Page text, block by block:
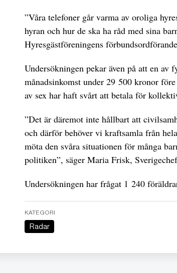
”Våra telefoner går varma av oroliga
hyran och hur de ska ha råd med sina
Hyresgästföreningens
Undersökningen pekar även på att en av
månadsinkomst under 29 500 kronor
av sex har haft svårt att betala för
”Det är däremot inte hållbart att
och därför behöver vi kraftsamla från
möta den svåra situationen för många
politiken”, säger Maria Frisk,
Undersökningen har frågat 1 240
KATEGORI
Radar